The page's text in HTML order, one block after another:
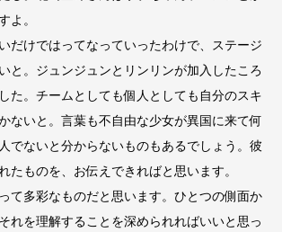
よ。
だけではってなっていったわけで、ステージ
と。ジュンジュンとリンリンが加入したころ
た。チームとしても個人としても自分のスキ
ないと。言葉も不自由な少女が異国に来て何
でないと分からないものもあるでしょう。彼
たものを、お伝えできればと思います。
て多彩なものだと思います。ひとつの側面か
れを理解することを深められればいいと思っ